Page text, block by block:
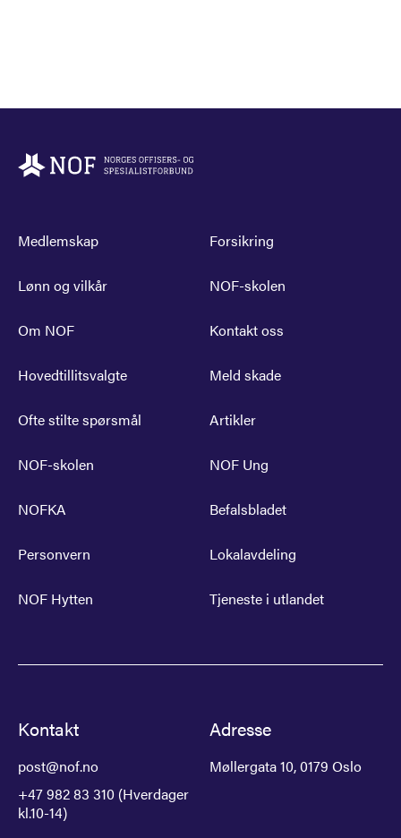
Medlemskap Forsikring
Lønn og vilkår NOF-skolen
Om NOF Kontakt oss
Hovedtillitsvalgte Meld skade
Ofte stilte spørsmål Artikler
NOF-skolen NOF Ung
NOFKA Befalsbladet
Personvern Lokalavdeling
NOF Hytten Tjeneste i utlandet
Kontakt
post@nof.no
+47 982 83 310 (Hverdager
kl.10-14)
Adresse
Møllergata 10, 0179 Oslo